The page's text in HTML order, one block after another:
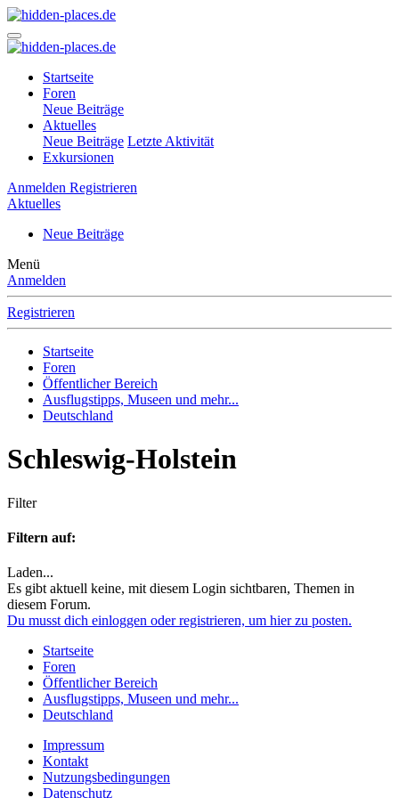
Startseite
Foren
Neue Beiträge
Aktuelles
Neue Beiträge Letzte Aktivität
Exkursionen
Anmelden Registrieren
Aktuelles
Neue Beiträge
Menü
Anmelden
Registrieren
Startseite
Foren
Öffentlicher Bereich
Ausflugstipps, Museen und mehr...
Deutschland
Schleswig-Holstein
Filter
Filtern auf:
Laden...
Es gibt aktuell keine, mit diesem Login sichtbaren, Themen in
diesem Forum.
Du musst dich einloggen oder registrieren, um hier zu posten.
Startseite
Foren
Öffentlicher Bereich
Ausflugstipps, Museen und mehr...
Deutschland
Impressum
Kontakt
Nutzungsbedingungen
Datenschutz